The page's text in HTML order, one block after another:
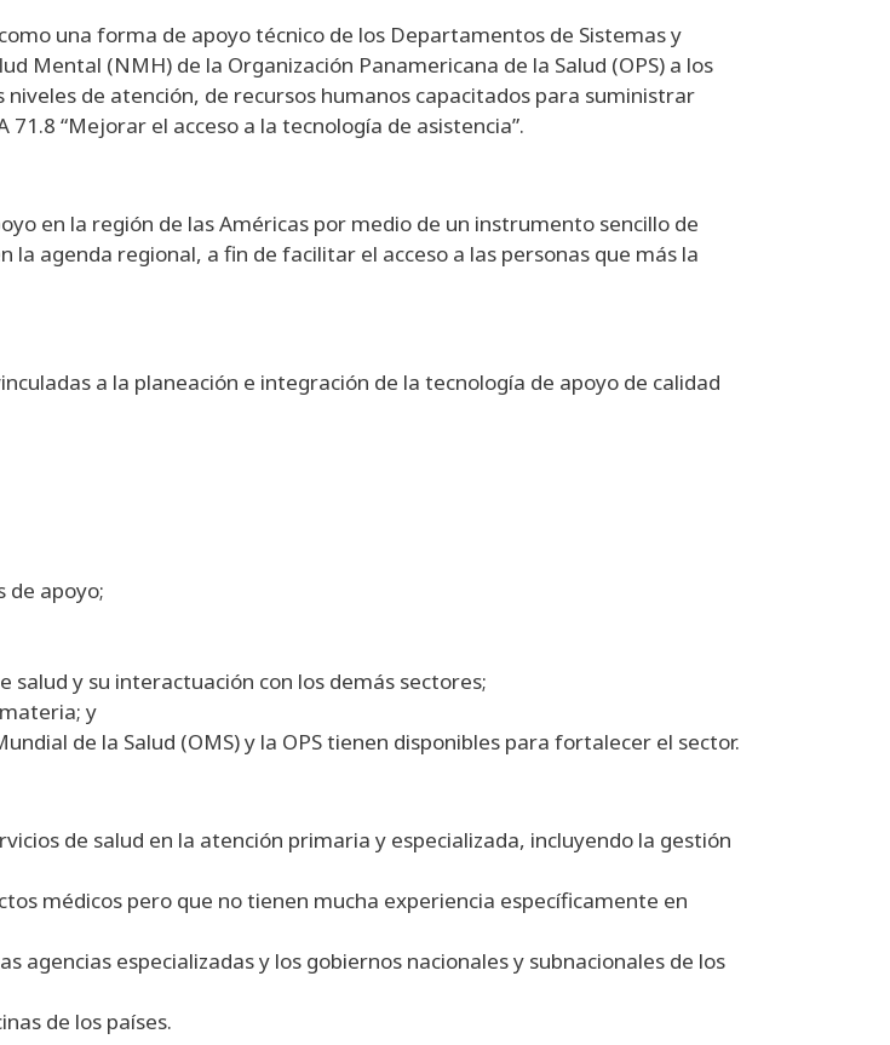
una forma de apoyo técnico de los Departamentos de Sistemas y
Mental (NMH) de la Organización Panamericana de la Salud (OPS) a los
de atención, de recursos humanos capacitados para suministrar
“Mejorar el acceso a la tecnología de asistencia”.
en la región de las Américas por medio de un instrumento sencillo de
agenda regional, a fin de facilitar el acceso a las personas que más la
a la planeación e integración de la tecnología de apoyo de calidad
de apoyo;
salud y su interactuación con los demás sectores;
y
de la Salud (OMS) y la OPS tienen disponibles para fortalecer el sector.
de salud en la atención primaria y especializada, incluyendo la gestión
médicos pero que no tienen mucha experiencia específicamente en
agencias especializadas y los gobiernos nacionales y subnacionales de los
de los países.